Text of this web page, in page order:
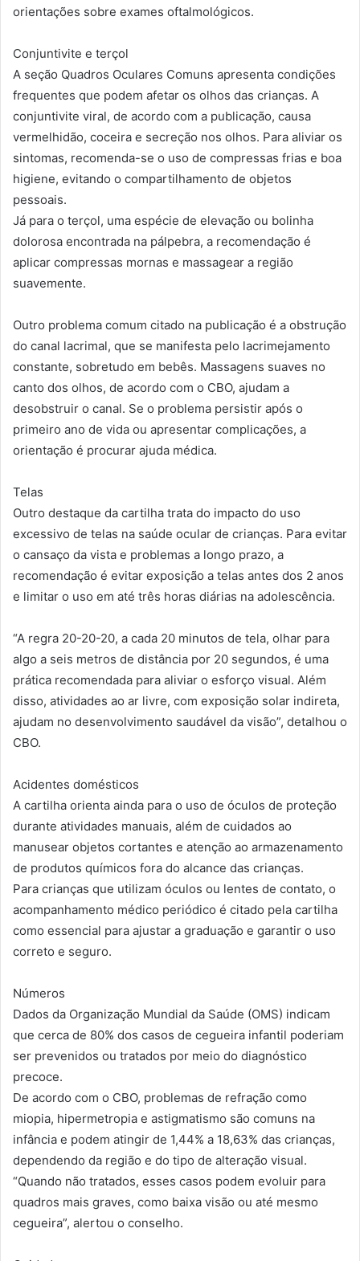
orientações sobre exames oftalmológicos.
Conjuntivite e terçol
A seção Quadros Oculares Comuns apresenta condições
frequentes que podem afetar os olhos das crianças. A
conjuntivite viral, de acordo com a publicação, causa
vermelhidão, coceira e secreção nos olhos. Para aliviar os
sintomas, recomenda-se o uso de compressas frias e boa
higiene, evitando o compartilhamento de objetos
pessoais.
Já para o terçol, uma espécie de elevação ou bolinha
dolorosa encontrada na pálpebra, a recomendação é
aplicar compressas mornas e massagear a região
suavemente.
Outro problema comum citado na publicação é a obstrução
do canal lacrimal, que se manifesta pelo lacrimejamento
constante, sobretudo em bebês. Massagens suaves no
canto dos olhos, de acordo com o CBO, ajudam a
desobstruir o canal. Se o problema persistir após o
primeiro ano de vida ou apresentar complicações, a
orientação é procurar ajuda médica.
Telas
Outro destaque da cartilha trata do impacto do uso
excessivo de telas na saúde ocular de crianças. Para evitar
o cansaço da vista e problemas a longo prazo, a
recomendação é evitar exposição a telas antes dos 2 anos
e limitar o uso em até três horas diárias na adolescência.
“A regra 20-20-20, a cada 20 minutos de tela, olhar para
algo a seis metros de distância por 20 segundos, é uma
prática recomendada para aliviar o esforço visual. Além
disso, atividades ao ar livre, com exposição solar indireta,
ajudam no desenvolvimento saudável da visão”, detalhou o
CBO.
Acidentes domésticos
A cartilha orienta ainda para o uso de óculos de proteção
durante atividades manuais, além de cuidados ao
manusear objetos cortantes e atenção ao armazenamento
de produtos químicos fora do alcance das crianças.
Para crianças que utilizam óculos ou lentes de contato, o
acompanhamento médico periódico é citado pela cartilha
como essencial para ajustar a graduação e garantir o uso
correto e seguro.
Números
Dados da Organização Mundial da Saúde (OMS) indicam
que cerca de 80% dos casos de cegueira infantil poderiam
ser prevenidos ou tratados por meio do diagnóstico
precoce.
De acordo com o CBO, problemas de refração como
miopia, hipermetropia e astigmatismo são comuns na
infância e podem atingir de 1,44% a 18,63% das crianças,
dependendo da região e do tipo de alteração visual.
“Quando não tratados, esses casos podem evoluir para
quadros mais graves, como baixa visão ou até mesmo
cegueira”, alertou o conselho.